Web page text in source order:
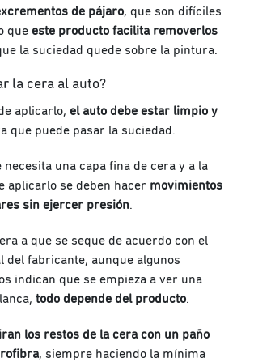
de pájaro, que son difíciles
queeste producto facilita removerlos
la suciedad quede sobre la pintura.
la cera al auto?
aplicarlo, el auto debe estar limpio y
que puede pasar la suciedad.
necesita una capa fina de cera y a la
aplicarlo se deben hacer movimientos
sin ejercer presión.
a que se seque de acuerdo con el
del fabricante, aunque algunos
indican que se empieza a ver una
todo depende del producto.
los restos de la cera con un paño
, siempre haciendo la mínima